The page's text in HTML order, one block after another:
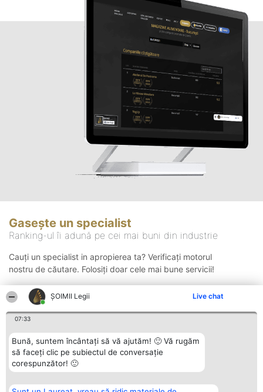
ȘOIMII Legii Live chat
07:33
Bună, suntem încântați să vă ajutăm! 🙂 Vă rugăm
să faceți clic pe subiectul de conversație
corespunzător! 🙂
Gasește un specialist
Ranking-ul îi adună pe cei mai buni din industrie
Cauți un specialist in apropierea ta? Verificați motorul
nostru de căutare. Folosiți doar cele mai bune servicii!